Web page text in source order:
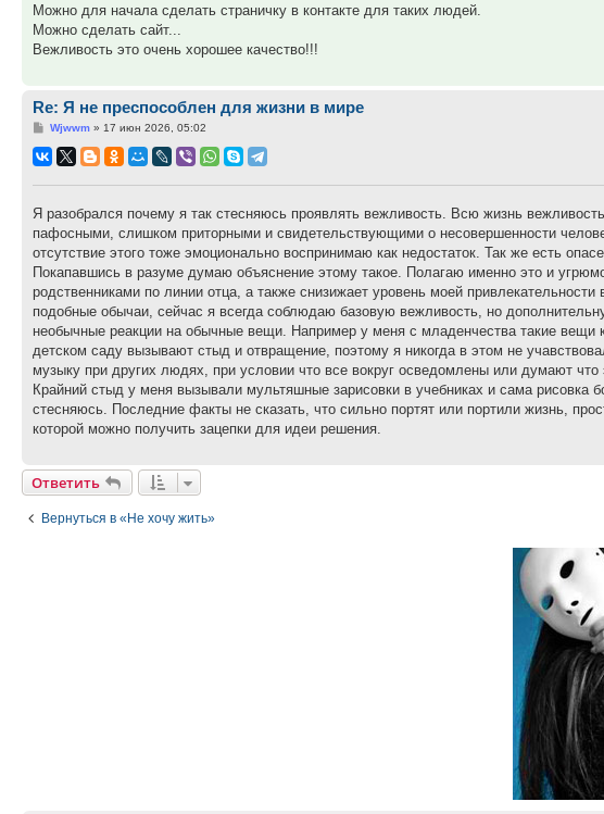
Можно для начала сделать страничку в контакте для таких людей.
Можно сделать сайт...
Вежливость это очень хорошее качество!!!
Re: Я не преспособлен для жизни в мире
Сообщение
Wjwwm» 17 июн 2026, 05:02
Я разобрался почему я так стесняюсь проявлять вежливость. Всю жизнь
пафосными, слишком приторными и свидетельствующими о несовершенности
отсутствие этого тоже эмоционально воспринимаю как недостаток. Так же есть
Покапавшись в разуме думаю объяснение этому такое. Полагаю именно это и
родственниками по линии отца, а также снизижает уровень моей
подобные обычаи, сейчас я всегда соблюдаю базовую вежливость, но
необычные реакции на обычные вещи. Например у меня с младенчества такие вещи
детском саду вызывают стыд и отвращение, поэтому я никогда в этом не
музыку при других людях, при условии что все вокруг осведомлены или думают
Крайний стыд у меня вызывали мультяшные зарисовки в учебниках и сама
стесняюсь. Последние факты не сказать, что сильно портят или портили жизнь,
которой можно получить зацепки для идеи решения.
Ответить
Вернуться в «Не хочу жить»